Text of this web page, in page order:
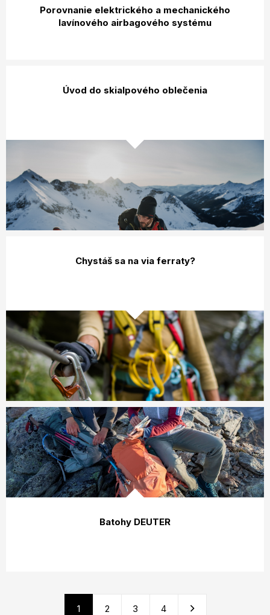
Porovnanie elektrického a mechanického
lavínového airbagového systému
Úvod do skialpového oblečenia
Chystáš sa na via ferraty?
Batohy DEUTER
1 2 3 4